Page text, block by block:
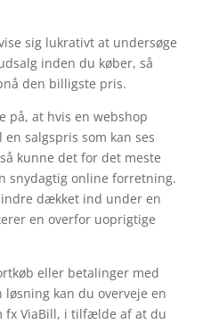
sig lukrativt at undersøge
inden du køber, så
den billigste pris.
på, at hvis en webshop
salgspris som kan ses
kunne det for det meste
snydagtig online forretning.
dækket ind under en
en overfor uoprigtige
eller betalinger med
løsning kan du overveje en
fx ViaBill, i tilfælde af at du